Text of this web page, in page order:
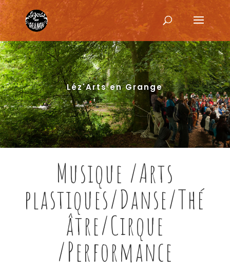
Léz'Arts en Grange
Musique /Arts
plastiques/Danse/Thé
âtre/Cirque
/Performance